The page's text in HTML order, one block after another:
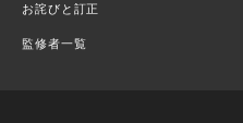
お詫びと訂正
監修者一覧